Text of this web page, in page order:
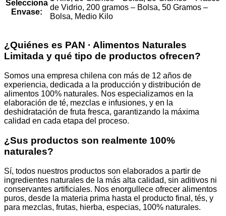
Selecciona
Envase:
de Vidrio, 200 gramos – Bolsa, 50 Gramos –
Bolsa, Medio Kilo
¿Quiénes es PAN · Alimentos Naturales
Limitada y qué tipo de productos ofrecen?
Somos una empresa chilena con más de 12 años de
experiencia, dedicada a la producción y distribución de
alimentos 100% naturales. Nos especializamos en la
elaboración de té, mezclas e infusiones, y en la
deshidratación de fruta fresca, garantizando la máxima
calidad en cada etapa del proceso.
¿Sus productos son realmente 100%
naturales?
Sí, todos nuestros productos son elaborados a partir de
ingredientes naturales de la más alta calidad, sin aditivos ni
conservantes artificiales. Nos enorgullece ofrecer alimentos
puros, desde la materia prima hasta el producto final, tés, y
para mezclas, frutas, hierba, especias, 100% naturales.